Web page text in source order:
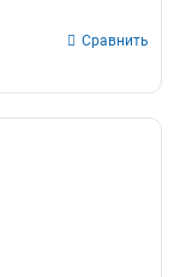
Сравнить